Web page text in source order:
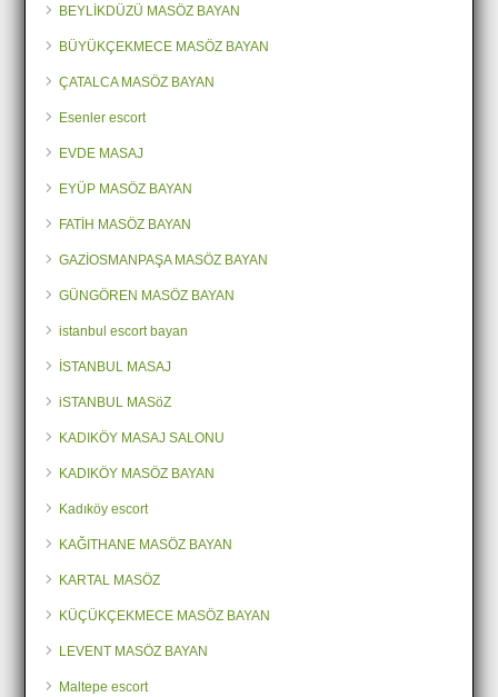
BEYLİKDÜZÜ MASÖZ BAYAN
BÜYÜKÇEKMECE MASÖZ BAYAN
ÇATALCA MASÖZ BAYAN
Esenler escort
EVDE MASAJ
EYÜP MASÖZ BAYAN
FATİH MASÖZ BAYAN
GAZİOSMANPAŞA MASÖZ BAYAN
GÜNGÖREN MASÖZ BAYAN
istanbul escort bayan
İSTANBUL MASAJ
iSTANBUL MASöZ
KADIKÖY MASAJ SALONU
KADIKÖY MASÖZ BAYAN
Kadıköy escort
KAĞITHANE MASÖZ BAYAN
KARTAL MASÖZ
KÜÇÜKÇEKMECE MASÖZ BAYAN
LEVENT MASÖZ BAYAN
Maltepe escort